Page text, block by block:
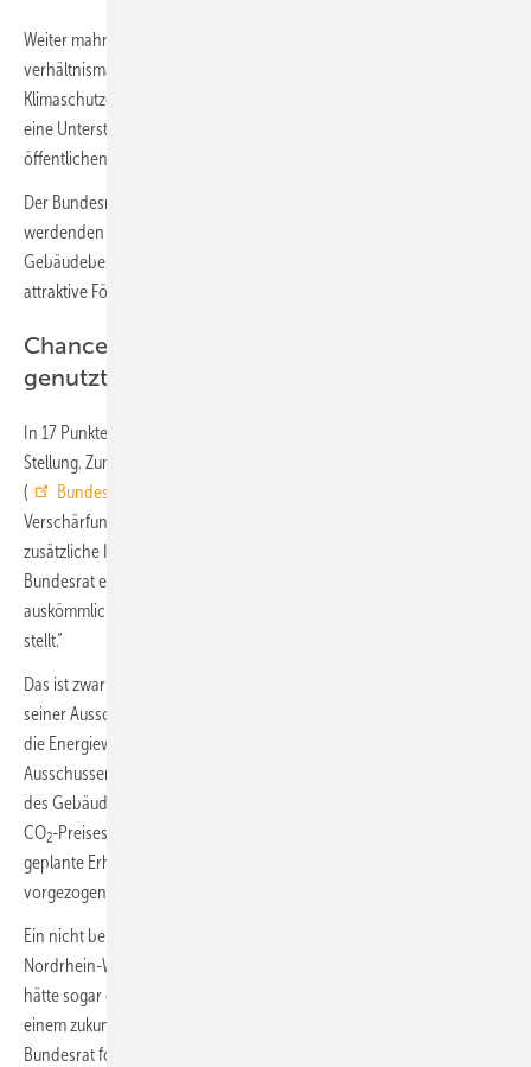
Weiter mahnt der Bundesrat eine faire, sachgerechte und
verhältnismäßige Verteilung der finanziellen Lasten des Bundes-
Klimaschutzes (KSG) zwischen Bund, Ländern und Gemeinden und
eine Unterstützung durch den Bund bei Investitionen in den
öffentlichen Personennahverkehr an.
Der Bundesrat erwartet überdies, dass der Bund für die notwendig
werdenden sehr erheblichen zusätzlichen Investitionen in den
Gebäudebestand langfristig angelegte und auskömmlich finanzierte
attraktive Förderprogramme zur Verfügung stellt.
Chance für den Gebäudesektor nicht
genutzt
In 17 Punkten nimmt der Bundesrat zum Gesetzentwurf allgemein
Stellung. Zum Gebäudesektor heißt es im Bundesratsbeschluss
(
Bundesrats-Drucksache 411/21 (Beschluss)
Verschärfung der Klimaschutzziele werden sehr erhebliche
zusätzliche Investitionen in den Gebäudebestand notwendig. Der
Bundesrat erwartet, dass der Bund hierfür langfristig angelegte und
auskömmlich finanzierte attraktive Förderprogramme zur Verfügung
stellt.“
Das ist zwar wichtig, hätte der Bundesrat allerdings Empfehlungen
seiner Ausschüsse aufgegriffen, hätte dies viel deutlichere Signale für
die Energiewende im Gebäudebestand bedeutet. Die
Ausschussempfehlung listet unter anderem „eine umfassende Reform
des Gebäudeenergiegesetzes“ und „eine Anhebung des nationalen
CO2-Preises für die Bereiche Verkehr und Wärme indem die bereits
geplante Erhöhung des CO
vorgezogen wird und der CO
Ein nicht berücksichtigter Punkt aus einem Antrag des Landes
Nordrhein-Westfalen (
hätte sogar das Potenzial, die Energiewende im Gebäudebestand auf
einem zukunftssicheren Pfad erheblich zu beschleunigen: „Der
Bundesrat fordert die Bundesregierung auf, [..] bestehende und